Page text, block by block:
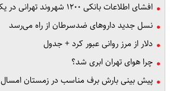
افشای اطلاعات بانکی ۱۲۰۰ شهروند تهرانی در یک غرفه میوه و تره‌بار
نسل جدید داروهای ضدسرطان از راه می‌رسد
دلار از مرز روانی عبور کرد + جدول
چرا هوای تهران ابری شد؟
پیش بینی بارش برف مناسب در زمستان امسال